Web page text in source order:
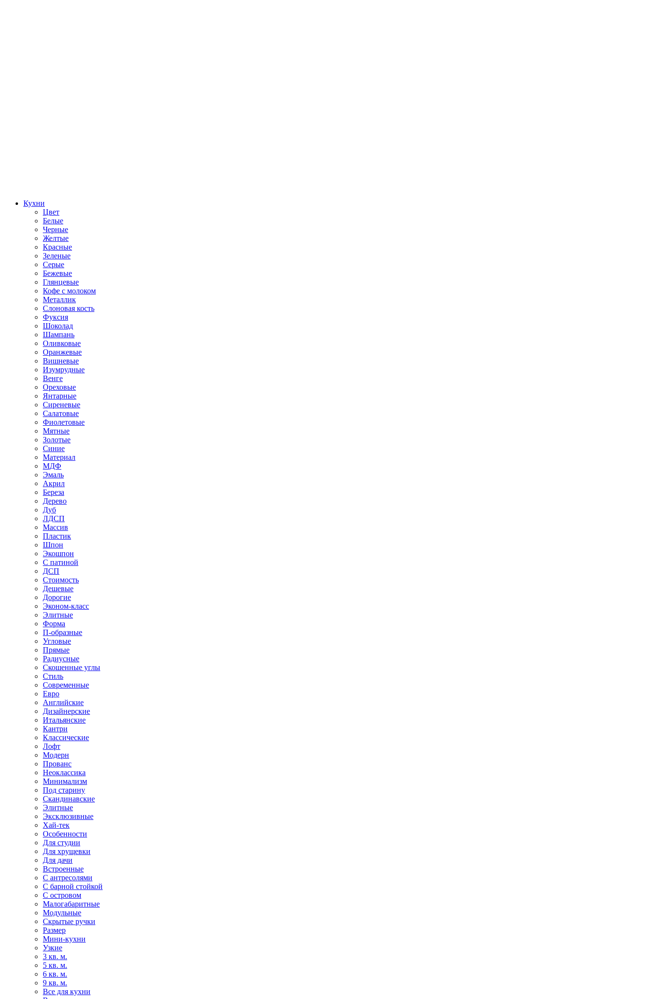
Кухни
Цвет
Белые
Черные
Желтые
Красные
Зеленые
Серые
Бежевые
Глянцевые
Кофе с молоком
Металлик
Слоновая кость
Фуксия
Шоколад
Шампань
Оливковые
Оранжевые
Вишневые
Изумрудные
Венге
Ореховые
Янтарные
Сиреневые
Салатовые
Фиолетовые
Мятные
Золотые
Синие
Материал
МДФ
Эмаль
Акрил
Береза
Дерево
Дуб
ЛДСП
Массив
Пластик
Шпон
Экошпон
С патиной
ДСП
Стоимость
Дешевые
Дорогие
Эконом-класс
Элитные
Форма
П-образные
Угловые
Прямые
Радиусные
Скошенные углы
Стиль
Современные
Евро
Английские
Дизайнерские
Итальянские
Кантри
Классические
Лофт
Модерн
Прованс
Неоклассика
Минимализм
Под старину
Скандинавские
Элитные
Эксклюзивные
Хай-тек
Особенности
Для студии
Для хрущевки
Для дачи
Встроенные
С антресолями
С барной стойкой
С островом
Малогабаритные
Модульные
Скрытые ручки
Размер
Мини-кухни
Узкие
3 кв. м.
5 кв. м.
6 кв. м.
9 кв. м.
Все для кухни